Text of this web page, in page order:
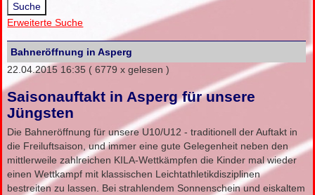
Erweiterte Suche
Bahneröffnung in Asperg
22.04.2015 16:35 ( 6779 x gelesen )
Saisonauftakt in Asperg für unsere
Jüngsten
Die Bahneröffnung für unsere U10/U12 - traditionell der Auftakt in
die Freiluftsaison, und immer eine gute Gelegenheit neben den
mittlerweile zahlreichen KILA-Wettkämpfen die Kinder mal wieder
einen Wettkampf mit klassischen Leichtathletikdisziplinen
bestreiten zu lassen. Bei strahlendem Sonnenschein und eiskaltem